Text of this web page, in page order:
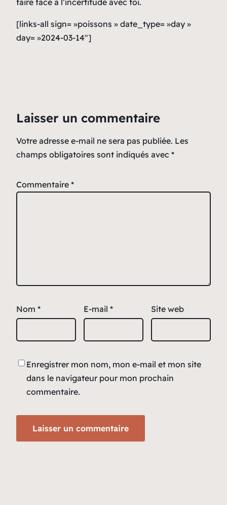
[links-all sign= »poissons » date_type= »day »
day= »2024-03-14″]
Laisser un commentaire
Votre adresse e-mail ne sera pas publiée. Les
champs obligatoires sont indiqués avec *
Commentaire *
Nom * E-mail * Site web
Enregistrer mon nom, mon e-mail et mon site
dans le navigateur pour mon prochain
commentaire.